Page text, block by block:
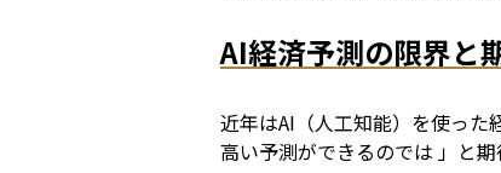
AI経済予測の限界と
近年はAI（人工知能）を使った
高い予測ができるのでは 」と期